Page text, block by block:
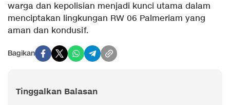
warga dan kepolisian menjadi kunci utama dalam
menciptakan lingkungan RW 06 Palmeriam yang
aman dan kondusif.
Bagikan
Tinggalkan Balasan